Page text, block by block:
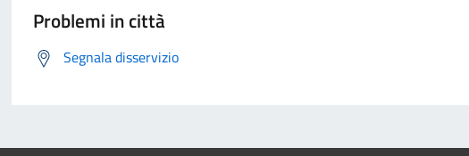
Problemi in città
Segnala disservizio